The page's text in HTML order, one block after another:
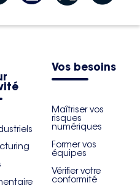
Vos besoins
Maîtriser vos
risques
numériques
Former vos
équipes
Vérifier votre
conformité